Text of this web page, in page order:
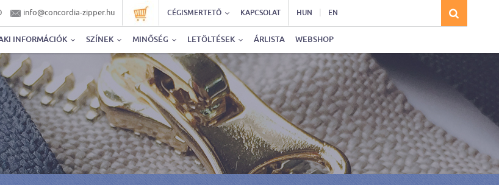
info@concordia-zipper.hu CÉGISMERTETŐ KAPCSOLAT HUN EN
INFORMÁCIÓK SZÍNEK MINŐSÉG LETÖLTÉSEK ÁRLISTA WEBSHOP